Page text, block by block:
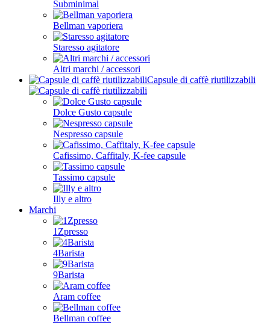
Subminimal
Bellman vaporiera
Staresso agitatore
Altri marchi / accessori
Capsule di caffè riutilizzabili
Dolce Gusto capsule
Nespresso capsule
Cafissimo, Caffitaly, K-fee capsule
Tassimo capsule
Illy e altro
Marchi
1Zpresso
4Barista
9Barista
Aram coffee
Bellman coffee